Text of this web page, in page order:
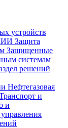
устройств
Защита
Защищенные
системам
решений
Нефтегазовая
и
и